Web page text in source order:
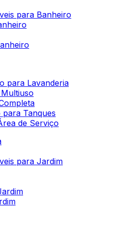
para Banheiro
para Lavanderia
Tanques
de Serviço
para Jardim